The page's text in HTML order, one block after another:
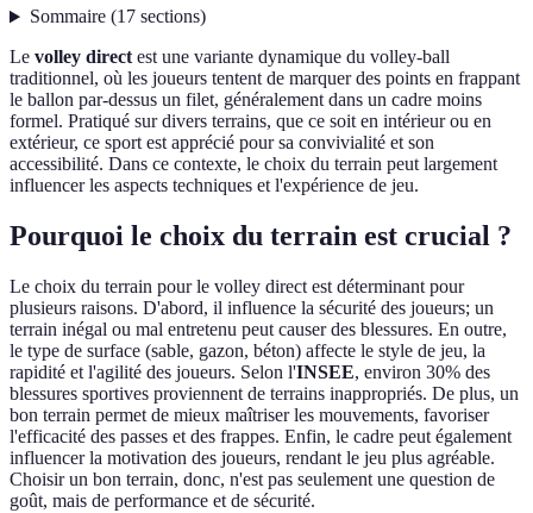
Sommaire(17 sections)
Le volley directest une variante dynamique du volley-ball
traditionnel, où les joueurs tentent de marquer des points en frappant
le ballon par-dessus un filet, généralement dans un cadre moins
formel. Pratiqué sur divers terrains, que ce soit en intérieur ou en
extérieur, ce sport est apprécié pour sa convivialité et son
accessibilité. Dans ce contexte, le choix du terrain peut largement
influencer les aspects techniques et l'expérience de jeu.
Pourquoi le choix du terrain est crucial ?
Le choix du terrain pour le volley direct est déterminant pour
plusieurs raisons. D'abord, il influence la sécurité des joueurs; un
terrain inégal ou mal entretenu peut causer des blessures. En outre,
le type de surface (sable, gazon, béton) affecte le style de jeu, la
rapidité et l'agilité des joueurs. Selon l'INSEE, environ 30% des
blessures sportives proviennent de terrains inappropriés. De plus, un
bon terrain permet de mieux maîtriser les mouvements, favoriser
l'efficacité des passes et des frappes. Enfin, le cadre peut également
influencer la motivation des joueurs, rendant le jeu plus agréable.
Choisir un bon terrain, donc, n'est pas seulement une question de
goût, mais de performance et de sécurité.